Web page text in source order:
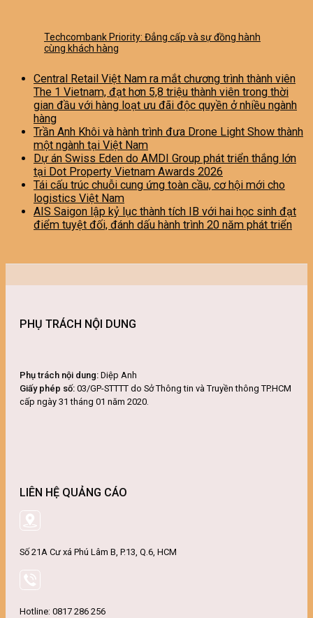
Techcombank Priority: Đẳng cấp và sự đồng hành
cùng khách hàng
Central Retail Việt Nam ra mắt chương trình thành viên
The 1 Vietnam, đạt hơn 5,8 triệu thành viên trong thời
gian đầu với hàng loạt ưu đãi độc quyền ở nhiều ngành
hàng
Trần Anh Khôi và hành trình đưa Drone Light Show thành
một ngành tại Việt Nam
Dự án Swiss Eden do AMDI Group phát triển thắng lớn
tại Dot Property Vietnam Awards 2026
Tái cấu trúc chuỗi cung ứng toàn cầu, cơ hội mới cho
logistics Việt Nam
AIS Saigon lập kỷ lục thành tích IB với hai học sinh đạt
điểm tuyệt đối, đánh dấu hành trình 20 năm phát triển
PHỤ TRÁCH NỘI DUNG
Phụ trách nội dung: Diệp Anh
Giấy phép số: 03/GP-STTTT do Sở Thông tin và Truyền thông TP.HCM
cấp ngày 31 tháng 01 năm 2020.
LIÊN HỆ QUẢNG CÁO
Số 21A Cư xá Phú Lâm B, P.13, Q.6, HCM
Hotline: 0817 286 256